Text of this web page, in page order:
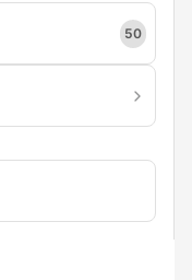
50